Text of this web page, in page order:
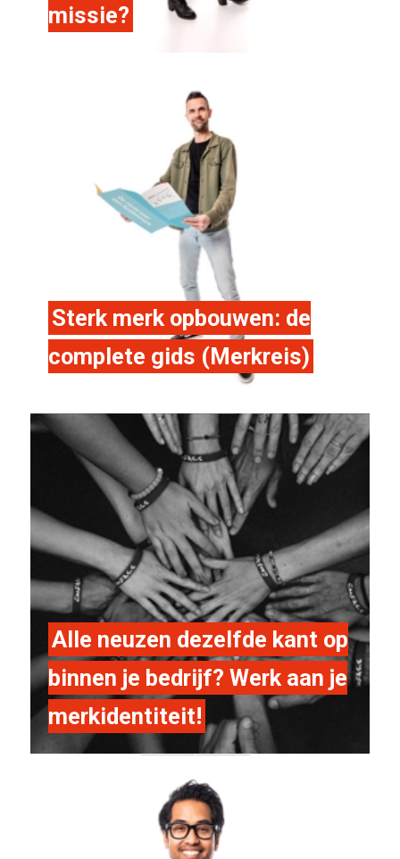
missie?
Sterk merk opbouwen: de
complete gids (Merkreis)
Alle neuzen dezelfde kant op
binnen je bedrijf? Werk aan je
merkidentiteit!